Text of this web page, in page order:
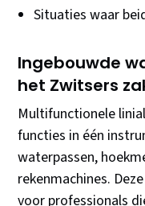
Situaties waar
Ingebouwde
het Zwitsers
Multifunctionele
functies in één
waterpassen,
rekenmachines.
voor professionals